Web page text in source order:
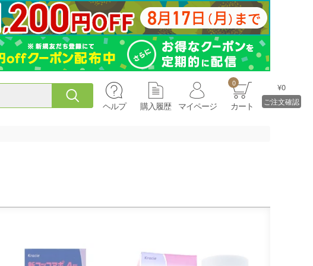
ヘルプ 購入履歴 マイページ
0
カート
¥0
ご注文確認